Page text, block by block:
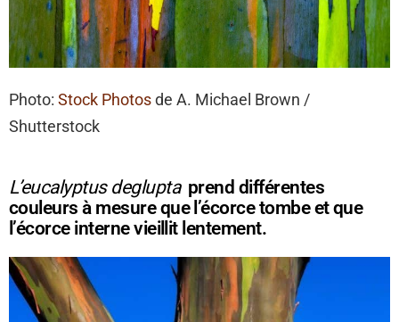
Photo: Stock Photosde A. Michael Brown /
Shutterstock
L’eucalyptus deglupta prend différentes
couleurs à mesure que l’écorce tombe et que
l’écorce interne vieillit lentement.